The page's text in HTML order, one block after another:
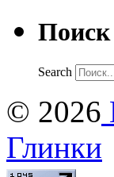
Поиск
Search
© 2026
Глинки